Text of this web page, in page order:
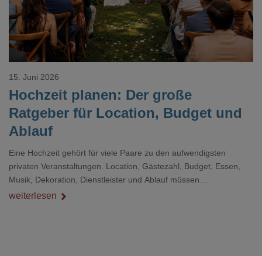
Hochzeit planen: Der große
Ratgeber für Location, Budget und
Ablauf
15. Juni 2026
Eine Hochzeit gehört für viele Paare zu den aufwendigsten
privaten Veranstaltungen. Location, Gästezahl, Budget, Essen,
Musik, Dekoration, Dienstleister und Ablauf müssen
zusammenpassen, damit der Tag gut organisiert ist und trotzdem
weiterlesen